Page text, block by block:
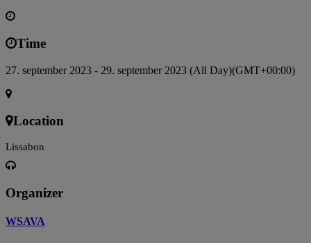
Time
27. september 2023 - 29. september 2023 (All Day)(GMT+00:00)
Location
Lissabon
Organizer
WSAVA